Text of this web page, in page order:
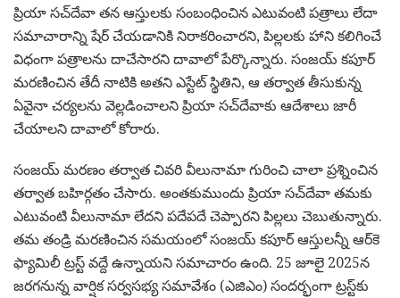
ప్రియా సచ్‌దేవా తన ఆస్తులకు సంబంధించిన ఎటువంటి పత్రాలు లేదా
సమాచారాన్ని షేర్ చేయ‌డానికి నిరాకరించారని, పిల్లలకు హాని కలిగించే
విధంగా ప‌త్రాల‌ను దాచేసార‌ని దావాలో పేర్కొన్నారు. సంజయ్ కపూర్
మరణించిన తేదీ నాటికి అతని ఎస్టేట్ స్థితిని, ఆ తర్వాత తీసుకున్న
ఏవైనా చర్యలను వెల్లడించాలని ప్రియా సచ్‌దేవాకు ఆదేశాలు జారీ
చేయాలని దావాలో కోరారు.
సంజ‌య్ మ‌ర‌ణం త‌ర్వాత చివ‌రి వీలునామా గురించి చాలా ప్ర‌శ్నించిన
త‌ర్వాత‌ బ‌హిర్గ‌తం చేసారు. అంత‌కుముందు ప్రియా సచ్‌దేవా తమకు
ఎటువంటి వీలునామా లేదని పదేపదే చెప్పారని పిల్లలు చెబుతున్నారు.
తమ తండ్రి మరణించిన సమయంలో సంజయ్ కపూర్ ఆస్తులన్నీ ఆర్‌కె
ఫ్యామిలీ ట్రస్ట్ వద్దే ఉన్నాయని సమాచారం ఉంది. 25 జూలై 2025న
జరగనున్న వార్షిక సర్వసభ్య సమావేశం (ఎజిఎం) సందర్భంగా ట్రస్ట్‌కు